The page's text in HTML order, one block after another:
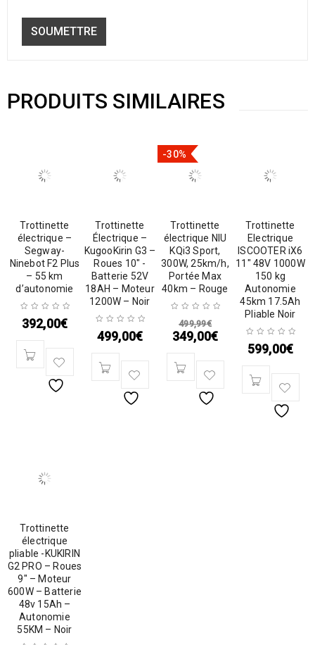
PRODUITS SIMILAIRES
Trottinette
électrique –
Segway-
Ninebot F2 Plus
– 55 km
d’autonomie
392,00€
Trottinette
Électrique –
KugooKirin G3 –
Roues 10″ -
Batterie 52V
18AH – Moteur
1200W – Noir
499,00€
-30%
Trottinette
électrique NIU
KQi3 Sport,
300W, 25km/h,
Portée Max
40km – Rouge
499,99€
349,00€
Trottinette
Electrique
ISCOOTER iX6
11″ 48V 1000W
150 kg
Autonomie
45km 17.5Ah
Pliable Noir
599,00€
Trottinette
électrique
pliable -KUKIRIN
G2 PRO – Roues
9″ – Moteur
600W – Batterie
48v 15Ah –
Autonomie
55KM – Noir